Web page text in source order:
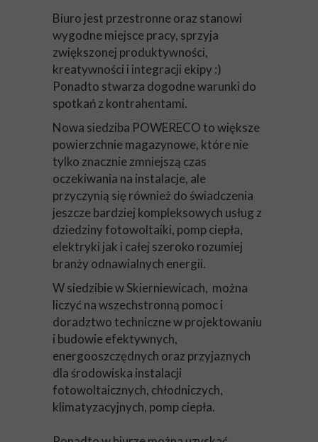
Biuro jest przestronne oraz stanowi
wygodne miejsce pracy, sprzyja
zwiększonej produktywności,
kreatywności i integracji ekipy :)
Ponadto stwarza dogodne warunki do
spotkań z kontrahentami.
Nowa siedziba POWERECO to większe
powierzchnie magazynowe, które nie
tylko znacznie zmniejszą czas
oczekiwania na instalacje, ale
przyczynią się również do świadczenia
jeszcze bardziej kompleksowych usług z
dziedziny fotowoltaiki, pomp ciepła,
elektryki jak i całej szeroko rozumiej
branży odnawialnych energii.
W siedzibie w Skierniewicach, można
liczyć na wszechstronną pomoc i
doradztwo techniczne w projektowaniu
i budowie efektywnych,
energooszczędnych oraz przyjaznych
dla środowiska instalacji
fotowoltaicznych, chłodniczych,
klimatyzacyjnych, pomp ciepła.